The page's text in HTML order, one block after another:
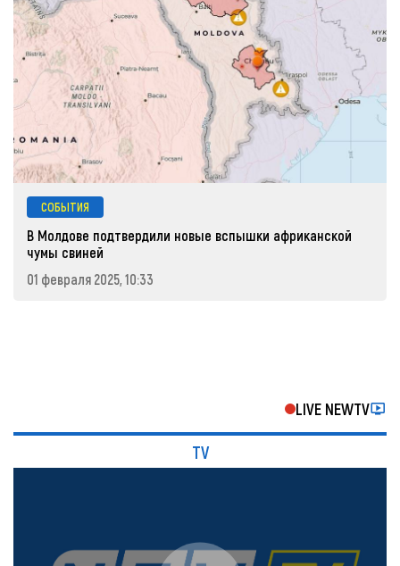
СОБЫТИЯ
В Молдове подтвердили новые вспышки африканской
чумы свиней
01 февраля 2025, 10:33
LIVE NEWTV
TV